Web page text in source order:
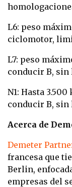
L6: peso
ciclomotor,
L7: peso
conducir B,
N1: Hasta
conducir B,
Acerca de
Demeter
francesa que
Berlin,
empresas del